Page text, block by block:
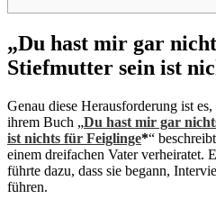
„Du hast mir gar
Stiefmutter sein ist
Genau diese Herausforderung ist
ihrem Buch „Du hast mir gar
ist nichts für Feiglinge*“
einem dreifachen Vater verheiratet.
führte dazu, dass sie begann,
führen.